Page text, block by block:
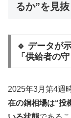
るか”を見
🔹 データが
「供給者の守
2025年3月第4週
在の銅相場は“投